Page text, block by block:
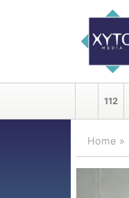
112
Home